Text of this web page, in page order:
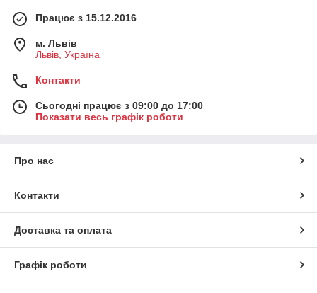
Працює з 15.12.2016
м. Львів
Львів, Україна
Контакти
Сьогодні працює з 09:00 до 17:00
Показати весь графік роботи
Про нас
Контакти
Доставка та оплата
Графік роботи